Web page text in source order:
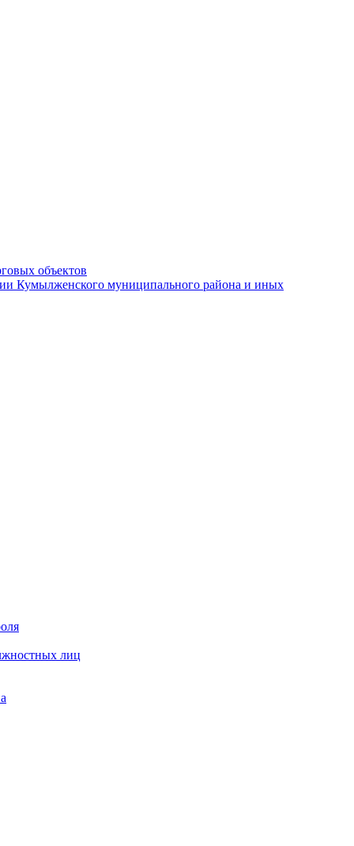
объектов
Кумылженского муниципального района и иных
лиц